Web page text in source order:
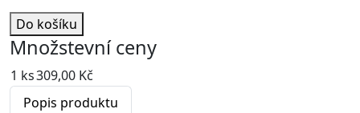
Do košíku
Množstevní ceny
1 ks309,00 Kč
Popis produktu